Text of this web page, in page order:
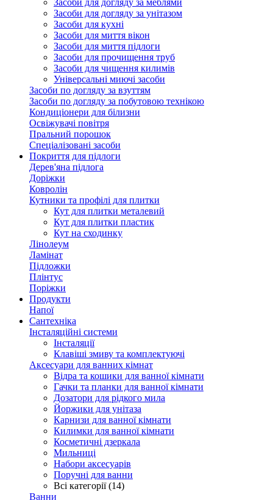
Засоби для догляду за меблями
Засоби для догляду за унітазом
Засоби для кухні
Засоби для миття вікон
Засоби для миття підлоги
Засоби для прочищення труб
Засоби для чищення килимів
Універсальні миючі засоби
Засоби по догляду за взуттям
Засоби по догляду за побутовою технікою
Кондиціонери для білизни
Освіжувачі повітря
Пральний порошок
Спеціалізовані засоби
Покриття для підлоги
Дерев'яна підлога
Доріжки
Ковролін
Кутники та профілі для плитки
Кут для плитки металевий
Кут для плитки пластик
Кут на сходинку
Лінолеум
Ламінат
Підложки
Плінтус
Поріжки
Продукти
Напої
Сантехніка
Інсталяційні системи
Інсталяції
Клавіші змиву та комплектуючі
Аксесуари для ванних кімнат
Відра та кошики для ванної кімнати
Гачки та планки для ванної кімнати
Дозатори для рідкого мила
Йоржики для унітаза
Карнизи для ванної кімнати
Килимки для ванної кімнати
Косметичні дзеркала
Мильниці
Набори аксесуарів
Поручні для ванни
Всі категорії (14)
Ванни